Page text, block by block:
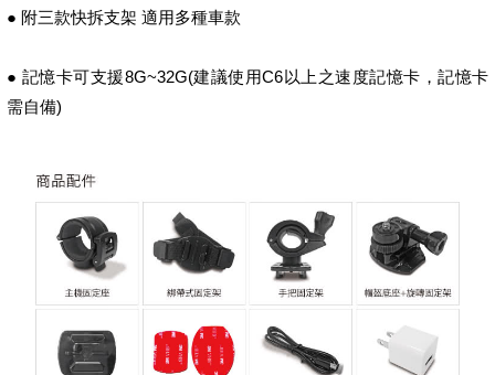
● 附三款快拆支架 適用多種車款
● 記憶卡可支援8G~32G(建議使用C6以上之速度記憶卡，記憶卡
需自備)